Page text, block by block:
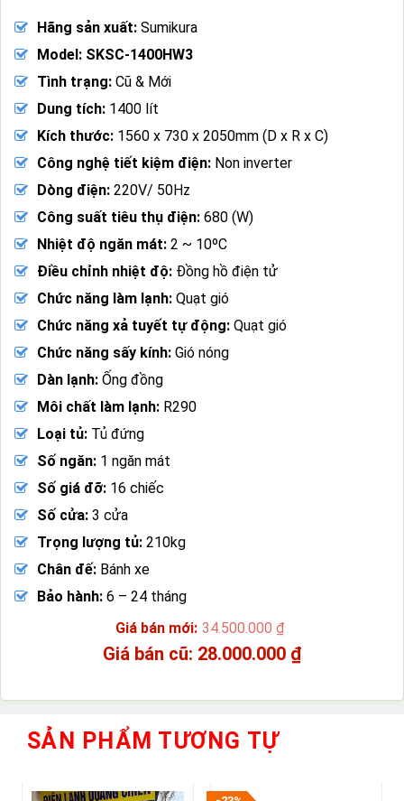
Hãng sản xuất: Sumikura
Model: SKSC-1400HW3
Tình trạng: Cũ & Mới
Dung tích: 1400 lít
Kích thước: 1560 x 730 x 2050mm (D x R x C)
Công nghệ tiết kiệm điện: Non inverter
Dòng điện: 220V/ 50Hz
Công suất tiêu thụ điện: 680 (W)
Nhiệt độ ngăn mát: 2 ~ 10ºC
Điều chỉnh nhiệt độ: Đồng hồ điện tử
Chức năng làm lạnh: Quạt gió
Chức năng xả tuyết tự động: Quạt gió
Chức năng sấy kính: Gió nóng
Dàn lạnh: Ống đồng
Môi chất làm lạnh: R290
Loại tủ: Tủ đứng
Số ngăn: 1 ngăn mát
Số giá đỡ: 16 chiếc
Số cửa: 3 cửa
Trọng lượng tủ: 210kg
Chân đế: Bánh xe
Bảo hành: 6 – 24 tháng
34.500.000₫
Giá
28.000.000 ₫
là:
28.000.000 ₫.
SẢN PHẨM TƯƠNG TỰ